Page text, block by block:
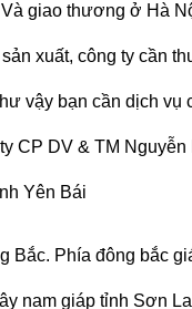
giao thương ở Hà
xuất, công ty cần
vậy bạn cần dịch vụ
CP DV & TM
Yên Bái
Phía đông bắc
nam giáp tỉnh Sơn